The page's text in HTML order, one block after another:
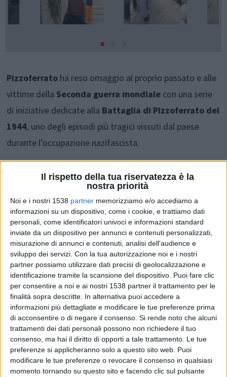
Il rispetto della tua riservatezza è la
nostra priorità
Noi e i nostri 1538 partner memorizziamo e/o accediamo a
informazioni su un dispositivo, come i cookie, e trattiamo dati
personali, come identificatori univoci e informazioni standard
inviate da un dispositivo per annunci e contenuti personalizzati,
misurazione di annunci e contenuti, analisi dell'audience e
sviluppo dei servizi. Con la tua autorizzazione noi e i nostri
partner possiamo utilizzare dati precisi di geolocalizzazione e
identificazione tramite la scansione del dispositivo. Puoi fare clic
per consentire a noi e ai nostri 1538 partner il trattamento per le
finalità sopra descritte. In alternativa puoi accedere a
informazioni più dettagliate e modificare le tue preferenze prima
di acconsentire o di negare il consenso. Si rende noto che alcuni
trattamenti dei dati personali possono non richiedere il tuo
consenso, ma hai il diritto di opporti a tale trattamento. Le tue
preferenze si applicheranno solo a questo sito web. Puoi
modificare le tue preferenze o revocare il consenso in qualsiasi
momento tornando su questo sito e facendo clic sul pulsante
Pizzoferrato ha reso omaggio al proprio passato e alle
vittime della Seconda guerra mondiale con una serie
di iniziative dedicate alla Battaglia di Pizzoferrato del
1944, uno degli episodi più tragici vissuti dal paese
durante l’occupazione nazifascista.
commemorazionisi sono aperte, il primo febbraio,
incontro pubblico di approfondimento
titolo“La battaglia di Pizzoferrato – presentazione
storica”, che si è svolto nellasala consiliare di piazza
San Roccoe che è stato promosso dall’Osservatorio
Antifascista 25 settembre ’43e dalla Pro Loco
Amelio De Iuliis, con il patrocinio delComune.
Sono intervenuti il sindacoPalmerino Fagnilli;Luciano
D’Amico, fondatore dell’Osservatorio Antifascista 25
settembre ’43 edEugenio Ciccarelli,dell’Osservatorio
Antifascista. E’ stata ricostruita la cornice storica degli
eventi che, nel 1944, portarono Pizzoferrato a trovarsi al